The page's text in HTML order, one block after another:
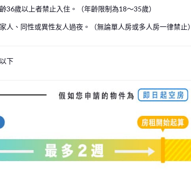
36歲以上者禁止入住。（年齡限制為18～35歲）
人、同性或異性友人過夜。（無論單人房或多人房一律禁止）
下